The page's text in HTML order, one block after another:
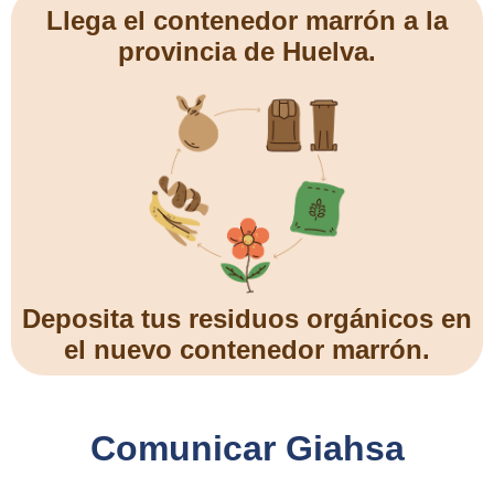
Llega el contenedor marrón a la
provincia de Huelva.
Deposita tus residuos orgánicos en
el nuevo contenedor marrón.
Comunicar Giahsa